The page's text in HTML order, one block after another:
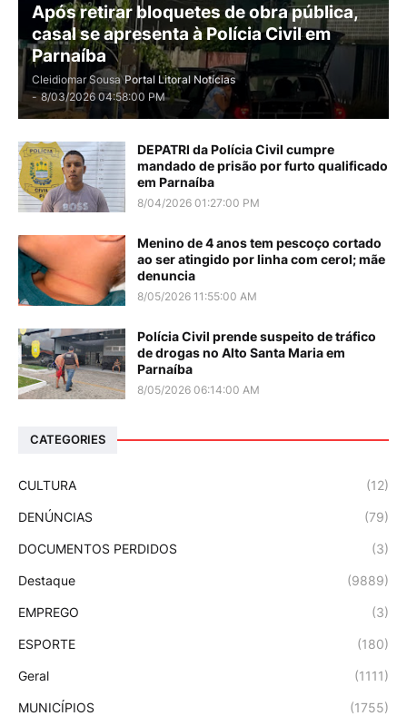
Após retirar bloquetes de obra pública,
casal se apresenta à Polícia Civil em
Parnaíba
Cleidiomar Sousa Portal Litoral Notícias
- 8/03/2026 04:58:00 PM
DEPATRI da Polícia Civil cumpre
mandado de prisão por furto qualificado
em Parnaíba
8/04/2026 01:27:00 PM
Menino de 4 anos tem pescoço cortado
ao ser atingido por linha com cerol; mãe
denuncia
8/05/2026 11:55:00 AM
Polícia Civil prende suspeito de tráfico
de drogas no Alto Santa Maria em
Parnaíba
8/05/2026 06:14:00 AM
CATEGORIES
CULTURA (12)
DENÚNCIAS (79)
DOCUMENTOS PERDIDOS (3)
Destaque (9889)
EMPREGO (3)
ESPORTE (180)
Geral (1111)
MUNICÍPIOS (1755)